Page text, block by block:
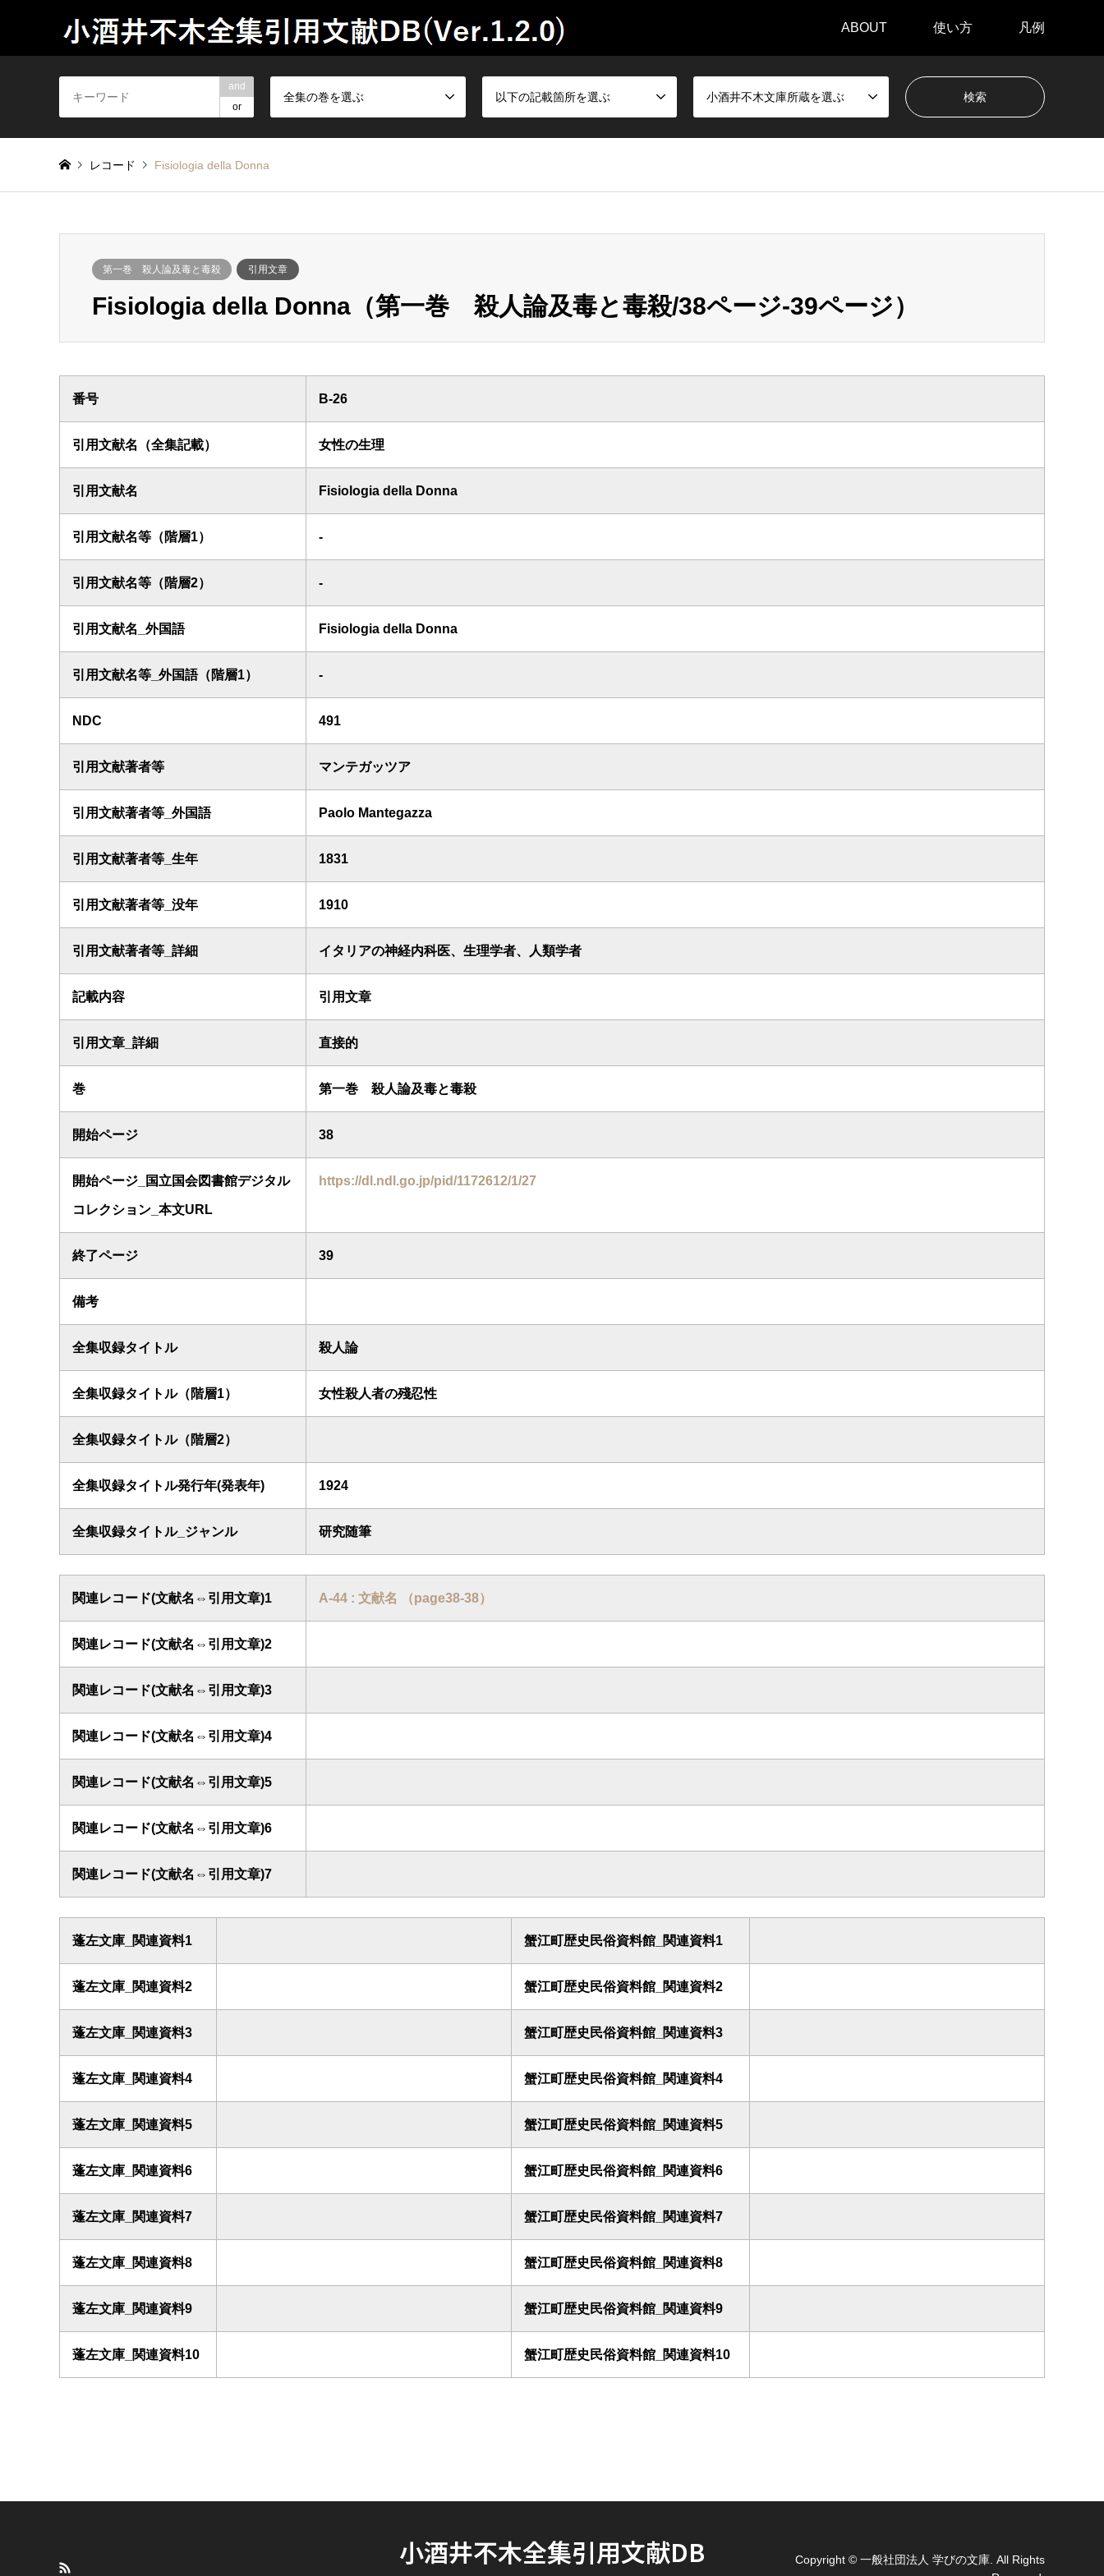
ABOUT 使い方 凡例
and
or
全集の巻を選ぶ 以下の記載箇所を選ぶ 小酒井不木文庫所蔵を選ぶ
レコード Fisiologia della Donna
第一巻 殺人論及毒と毒殺 引用文章
Fisiologia della Donna（第一巻 殺人論及毒と毒殺/38ページ-39ページ）
番号 B-26
引用文献名（全集記載） 女性の生理
引用文献名 Fisiologia della Donna
引用文献名等（階層1） -
引用文献名等（階層2） -
引用文献名_外国語 Fisiologia della Donna
引用文献名等_外国語（階層1） -
NDC 491
引用文献著者等 マンテガッツア
引用文献著者等_外国語 Paolo Mantegazza
引用文献著者等_生年 1831
引用文献著者等_没年 1910
引用文献著者等_詳細 イタリアの神経内科医、生理学者、人類学者
記載内容 引用文章
引用文章_詳細 直接的
巻 第一巻 殺人論及毒と毒殺
開始ページ 38
開始ページ_国立国会図書館デジタル
コレクション_本文URL
https://dl.ndl.go.jp/pid/1172612/1/27
終了ページ 39
備考
全集収録タイトル 殺人論
全集収録タイトル（階層1） 女性殺人者の殘忍性
全集収録タイトル（階層2）
全集収録タイトル発行年(発表年) 1924
全集収録タイトル_ジャンル 研究随筆
関連レコード(文献名⇔引用文章)1 A-44 : 文献名 （page38-38）
関連レコード(文献名⇔引用文章)2
関連レコード(文献名⇔引用文章)3
関連レコード(文献名⇔引用文章)4
関連レコード(文献名⇔引用文章)5
関連レコード(文献名⇔引用文章)6
関連レコード(文献名⇔引用文章)7
蓬左文庫_関連資料1 蟹江町歴史民俗資料館_関連資料1
蓬左文庫_関連資料2 蟹江町歴史民俗資料館_関連資料2
蓬左文庫_関連資料3 蟹江町歴史民俗資料館_関連資料3
蓬左文庫_関連資料4 蟹江町歴史民俗資料館_関連資料4
蓬左文庫_関連資料5 蟹江町歴史民俗資料館_関連資料5
蓬左文庫_関連資料6 蟹江町歴史民俗資料館_関連資料6
蓬左文庫_関連資料7 蟹江町歴史民俗資料館_関連資料7
蓬左文庫_関連資料8 蟹江町歴史民俗資料館_関連資料8
蓬左文庫_関連資料9 蟹江町歴史民俗資料館_関連資料9
蓬左文庫_関連資料10 蟹江町歴史民俗資料館_関連資料10
小酒井不木全集引用文献DB Copyright © 一般社団法人 学びの文庫. All Rights